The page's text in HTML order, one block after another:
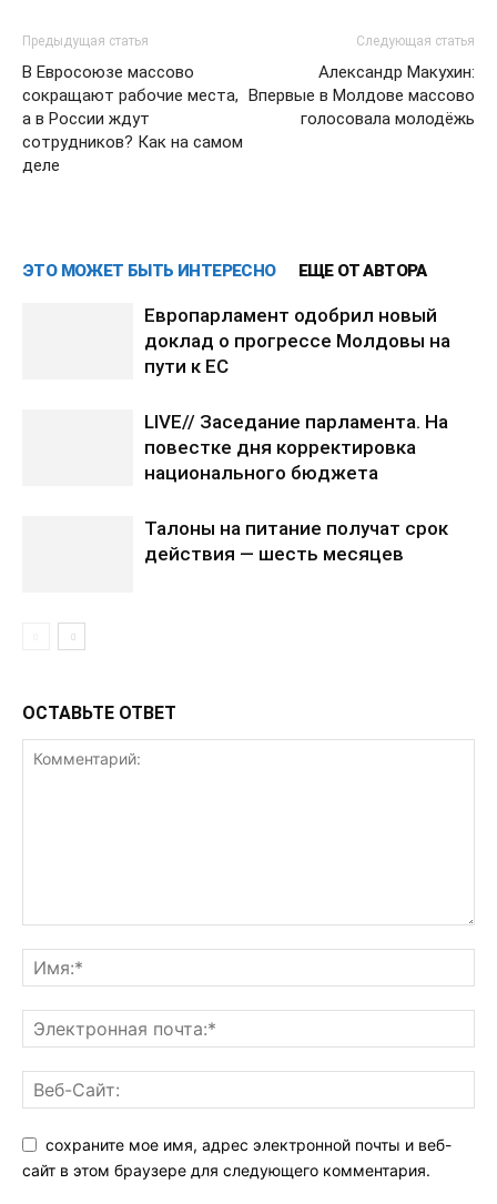
Предыдущая статья
В Евросоюзе массово
сокращают рабочие места,
а в России ждут
сотрудников? Как на самом
деле
Следующая статья
Александр Макухин:
Впервые в Молдове массово
голосовала молодёжь
ЭТО МОЖЕТ БЫТЬ ИНТЕРЕСНО ЕЩЕ ОТ АВТОРА
Европарламент одобрил новый
доклад о прогрессе Молдовы на
пути к ЕС
LIVE// Заседание парламента. На
повестке дня корректировка
национального бюджета
Талоны на питание получат срок
действия — шесть месяцев
ОСТАВЬТЕ ОТВЕТ
сохраните мое имя, адрес электронной почты и веб-
сайт в этом браузере для следующего комментария.